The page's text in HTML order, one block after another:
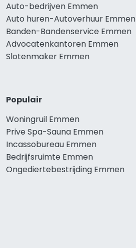
Auto-bedrijven Emmen
Auto huren-Autoverhuur Emmen
Banden-Bandenservice Emmen
Advocatenkantoren Emmen
Slotenmaker Emmen
Populair
Woningruil Emmen
Prive Spa-Sauna Emmen
Incassobureau Emmen
Bedrijfsruimte Emmen
Ongediertebestrijding Emmen